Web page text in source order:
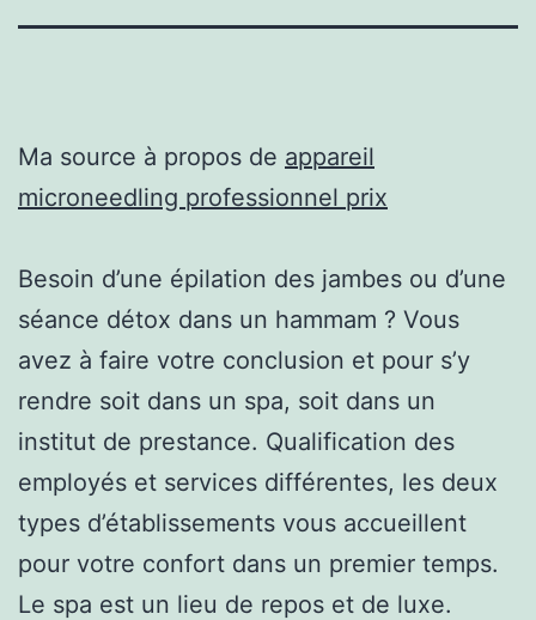
Ma source à propos de appareil
microneedling professionnel prix
Besoin d’une épilation des jambes ou d’une
séance détox dans un hammam ? Vous
avez à faire votre conclusion et pour s’y
rendre soit dans un spa, soit dans un
institut de prestance. Qualification des
employés et services différentes, les deux
types d’établissements vous accueillent
pour votre confort dans un premier temps.
Le spa est un lieu de repos et de luxe.